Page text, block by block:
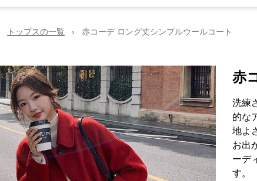
トップスの一覧 › 赤コーデ ロング丈シンプルウールコート
赤
洗練
的な
地よ
お出
ーデ
す。